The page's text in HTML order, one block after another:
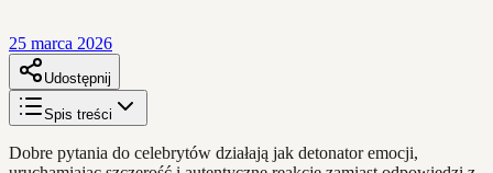
25 marca 2026
Udostępnij
Spis treści
Dobre pytania do celebrytów działają jak detonator emocji,